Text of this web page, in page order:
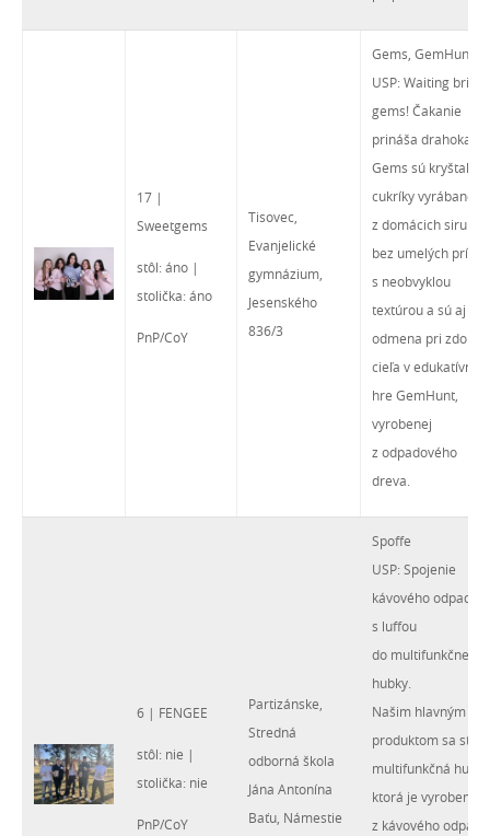
17 |
Sweetgems
stôl: áno |
stolička: áno
PnP/CoY
Tisovec,
Evanjelické
gymnázium,
Jesenského
836/3
Gems, GemHunt
USP: Waiting brings
gems! Čakanie
prináša
Gems sú
cukríky vyrábané
z domácich
bez umelých prísad
s neobvyklou
textúrou a sú aj ako
odmena pri zdolaní
cieľa v edukatívnej
hre GemHunt,
vyrobenej
z odpadového
dreva.
6 | FENGEE
stôl: nie |
stolička: nie
PnP/CoY
Partizánske,
Stredná
odborná škola
Jána Antonína
Baťu, Námestie
Spoffe
USP: Spojenie
kávového odpadu
s luffou
do multifunkčnej
hubky.
Našim hlavným
produktom sa stala
multifunkčná
ktorá je vyrobená
z kávového odpadu